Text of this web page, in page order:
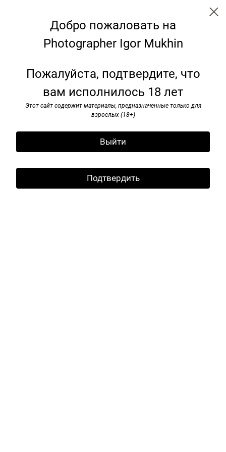
Добро пожаловать на
Photographer Igor Mukhin
Пожалуйста, подтвердите, что
вам исполнилось 18 лет
Этот сайт содержит материалы, предназначенные только для
взрослых (18+)
Выйти
Подтвердить
Garden